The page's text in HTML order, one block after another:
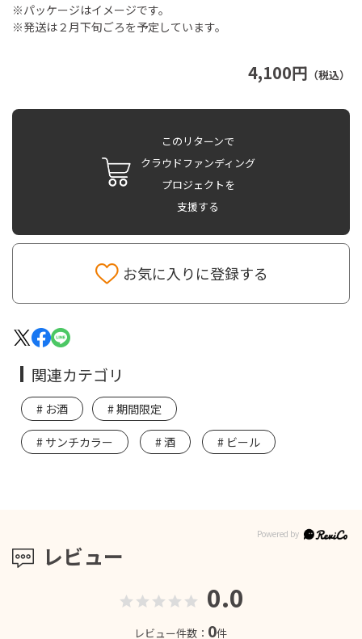
4,100円 （税込）
※パッケージはイメージです。
※発送は２月下旬ごろを予定しています。
このリターンで
クラウドファンディング
プロジェクトを
支援する
お気に入りに登録する
レビュー
0.0
レビュー件数： 0件
関連カテゴリ
お酒 期間限定
サンチカラー 酒 ビール